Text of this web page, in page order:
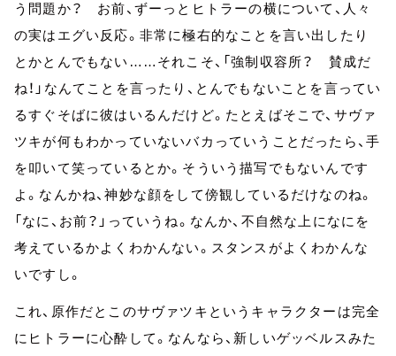
う問題か？ お前、ずーっとヒトラーの横について、人々
の実はエグい反応。非常に極右的なことを言い出したり
とかとんでもない……それこそ、「強制収容所？ 賛成だ
ね！」なんてことを言ったり、とんでもないことを言ってい
るすぐそばに彼はいるんだけど。たとえばそこで、サヴァ
ツキが何もわかっていないバカっていうことだったら、手
を叩いて笑っているとか。そういう描写でもないんです
よ。なんかね、神妙な顔をして傍観しているだけなのね。
「なに、お前？」っていうね。なんか、不自然な上になにを
考えているかよくわかんない。スタンスがよくわかんな
いですし。
これ、原作だとこのサヴァツキというキャラクターは完全
にヒトラーに心酔して。なんなら、新しいゲッベルスみた